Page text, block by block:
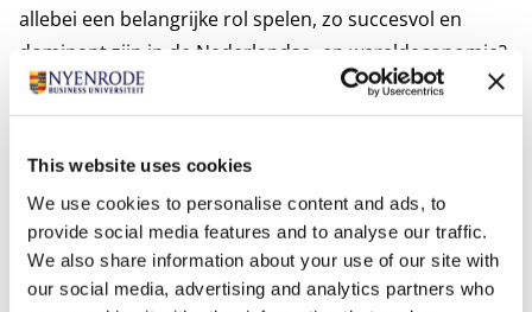
This website uses cookies
We use cookies to personalise content and ads, to
provide social media features and to analyse our traffic.
We also share information about your use of our site with
our social media, advertising and analytics partners who
allebei een belangrijke rol spelen, zo succesvol en
dominant zijn in de Nederlandse- en wereldeconomie?
Om inzicht te krijgen in de dynamiek van het
familiebedrijf, doen wij sinds 1992 structureel
onderzoek. Daaruit is in 2002 de RSM-leerstoel
leerstoel wordt gesponsord doorRSMenNPM Capital
In 2021 is ook de Van Lanschot Kempen-leerstoel
Familiebedrijven en Eigendomsdynamiek ingesteld.